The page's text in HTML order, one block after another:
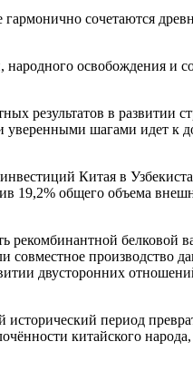
гармонично сочетаются
освобождения и
результатов в развитии
уверенными шагами идет к
Китая в
19,2% общего объема
рекомбинантной белковой
совместное производство
двусторонних
период
китайского